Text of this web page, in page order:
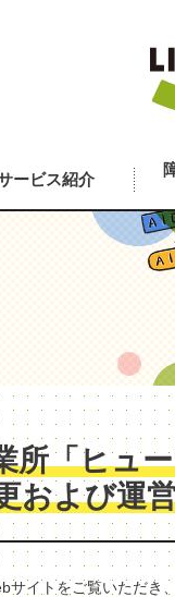
ービス紹介
所「ヒュ
および運
イトをご覧いただき